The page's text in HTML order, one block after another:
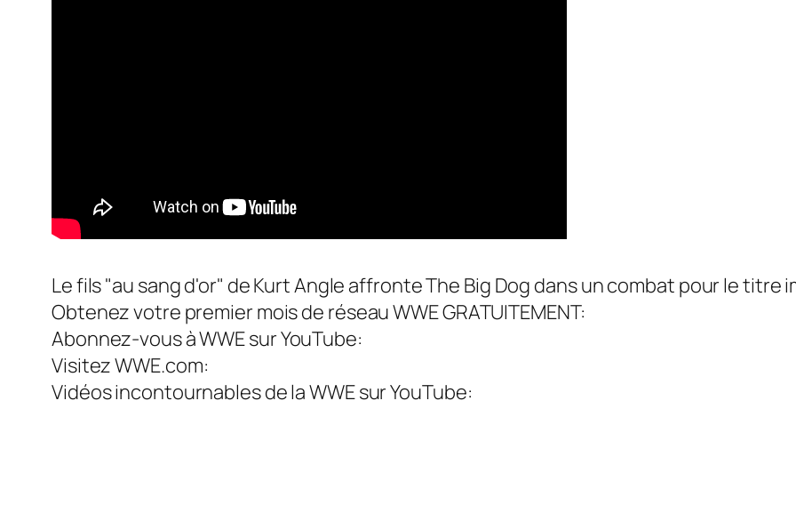
Le fils "au sang d'or" de Kurt Angle affronte The Big Dog dans un combat pour le titre
Obtenez votre premier mois de réseau WWE GRATUITEMENT:
Abonnez-vous à WWE sur YouTube:
Visitez WWE.com:
Vidéos incontournables de la WWE sur YouTube: